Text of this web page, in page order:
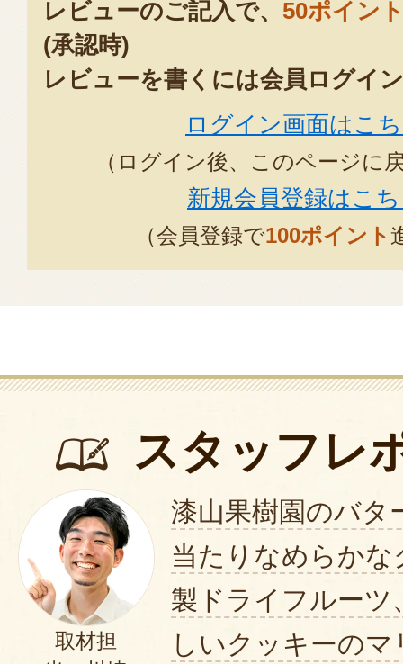
レビューのご記入で、 50ポイン
(承認時)
レビューを書くには会員ログイ
ログイン画面はこ
（ログイン後、このページに
新規会員登録はこ
（会員登録で100ポイント
スタッフレ
取材担
漆山果樹園のバタ
当たりなめらかな
製ドライフルーツ
しいクッキーの